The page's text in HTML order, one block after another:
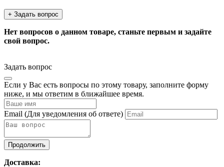
+ Задать вопрос
Нет вопросов о данном товаре, станьте первым и задайте
свой вопрос.
Задать вопрос
Если у Вас есть вопросы по этому товару, заполните форму
ниже, и мы ответим в ближайшее время.
Email (Для уведомления об ответе)
Продолжить
Доставка: